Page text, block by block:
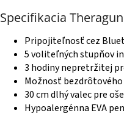
Specifikacia
Pripojiteľnosť cez
5 voliteľných stupňov
3 hodiny nepretržitej
Možnosť
30 cm dlhý valec pre
Hypoalergénna EVA